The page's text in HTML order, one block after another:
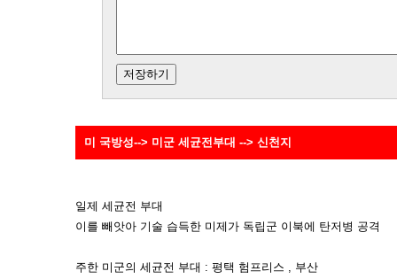
미 국방성--> 미군 세균전부대 --> 신천지
일제 세균전 부대
이를 빼앗아 기술 습득한 미제가 독립군 이북에 탄저병 공격
주한 미군의 세균전 부대 : 평택 험프리스 , 부산